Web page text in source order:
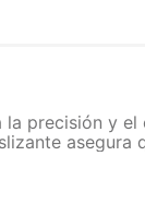
precisión y